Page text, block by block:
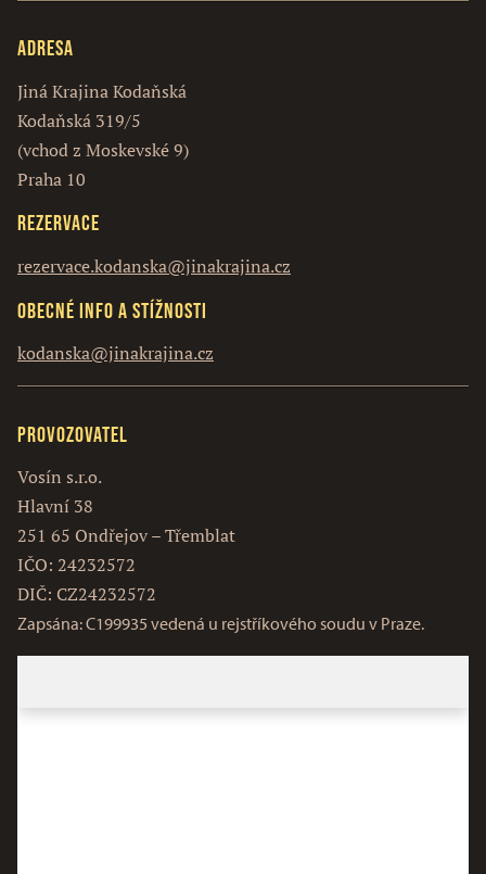
Adresa
Jiná Krajina Kodaňská
Kodaňská 319/5
(vchod z Moskevské 9)
Praha 10
Rezervace
rezervace.kodanska@jinakrajina.cz
Obecné info a stížnosti
kodanska@jinakrajina.cz
Provozovatel
Vosín s.r.o.
Hlavní 38
251 65 Ondřejov – Třemblat
IČO: 24232572
DIČ: CZ24232572
Zapsána: C199935 vedená u rejstříkového soudu v Praze.